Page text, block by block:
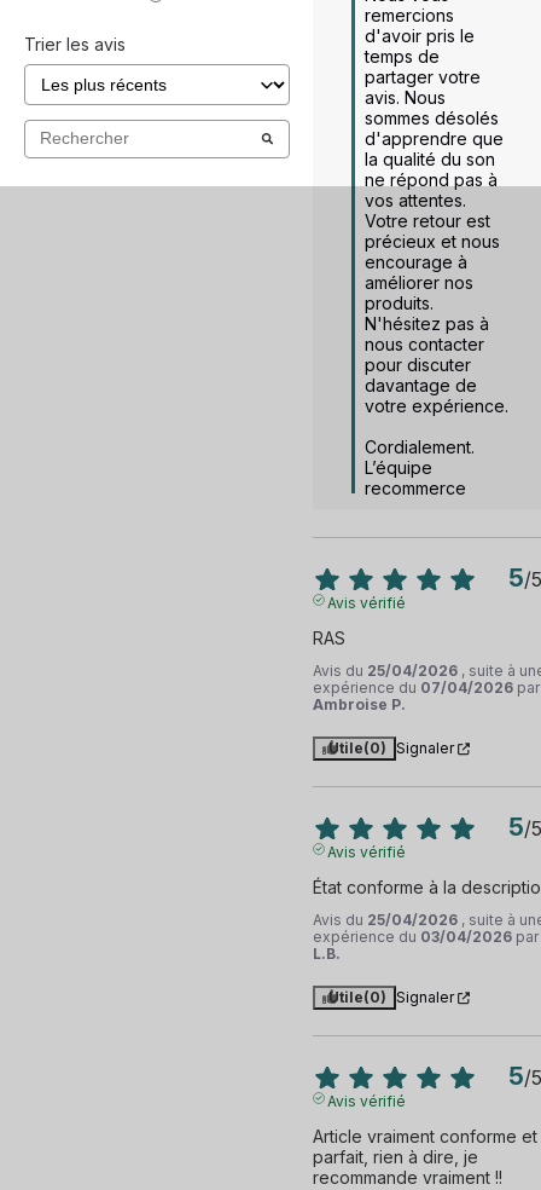
Trier les avis
remercions
d'avoir pris le
temps de
partager votre
avis. Nous
sommes désolés
d'apprendre que
la qualité du son
ne répond pas à
vos attentes.
Votre retour est
précieux et nous
encourage à
améliorer nos
produits.
N'hésitez pas à
nous contacter
pour discuter
davantage de
votre expérience.
Cordialement.
L’équipe
recommerce
5/5
Avis vérifié
RAS
Avis du 25/04/2026 , suite à
expérience du 07/04/2026 par
Ambroise P.
Utile(0) Signaler
5/5
Avis vérifié
État conforme à la
Avis du 25/04/2026 , suite à
expérience du 03/04/2026 par
L.B.
Utile(0) Signaler
5/5
Avis vérifié
Article vraiment conforme et
parfait, rien à dire, je
recommande vraiment !!